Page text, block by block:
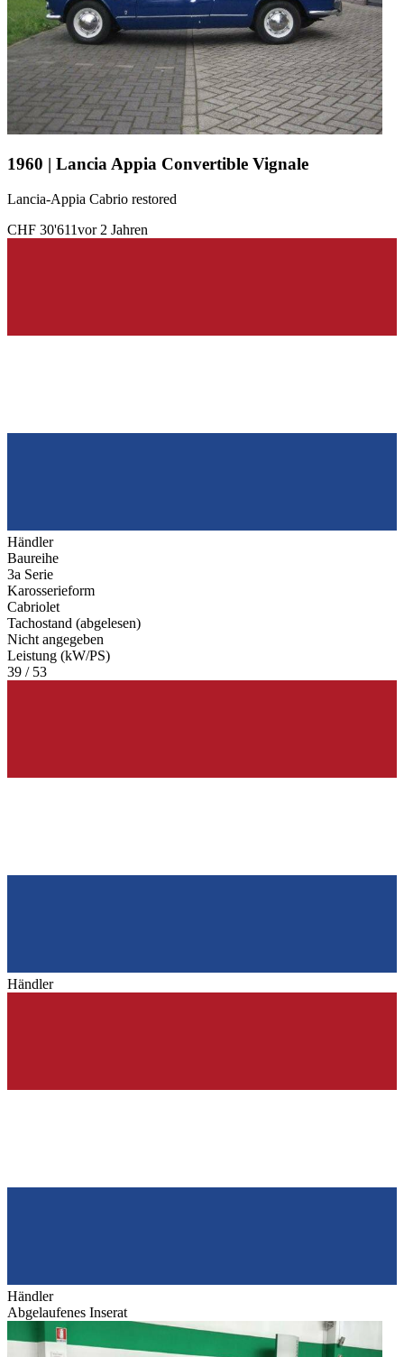
1960 | Lancia Appia Convertible Vignale
Lancia-Appia Cabrio restored
CHF 30'611vor 2 Jahren
Händler
Baureihe
3a Serie
Karosserieform
Cabriolet
Tachostand (abgelesen)
Nicht angegeben
Leistung (kW/PS)
39 / 53
Händler
Händler
Abgelaufenes Inserat